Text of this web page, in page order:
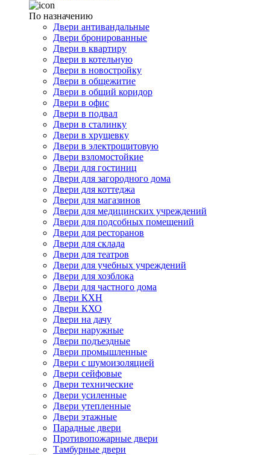
По назначению
Двери антивандальные
Двери бронированные
Двери в квартиру
Двери в котельную
Двери в новостройку
Двери в общежитие
Двери в общий коридор
Двери в офис
Двери в подвал
Двери в сталинку
Двери в хрущевку
Двери в электрощитовую
Двери взломостойкие
Двери для гостиниц
Двери для загородного дома
Двери для коттеджа
Двери для магазинов
Двери для медицинских учреждений
Двери для подсобных помещений
Двери для ресторанов
Двери для склада
Двери для театров
Двери для учебных учреждений
Двери для хозблока
Двери для частного дома
Двери КХН
Двери КХО
Двери на дачу
Двери наружные
Двери подъездные
Двери промышленные
Двери с шумоизоляцией
Двери сейфовые
Двери технические
Двери усиленные
Двери утепленные
Двери этажные
Парадные двери
Противопожарные двери
Тамбурные двери